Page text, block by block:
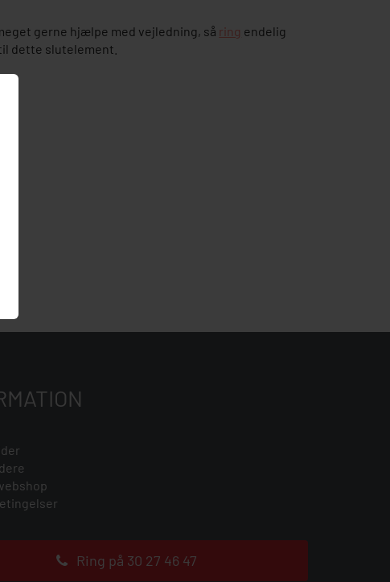
gerne hjælpe med vejledning, så ring endelig
dette slutelement.
Ring på 30 27 46 47